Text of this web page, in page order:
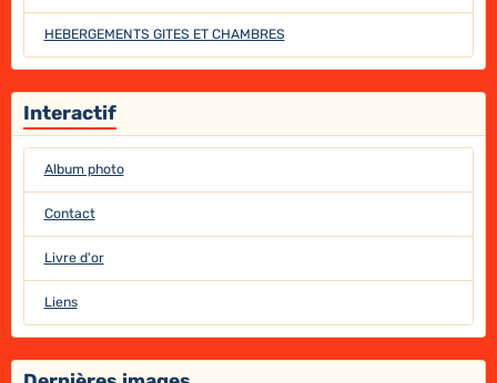
HEBERGEMENTS GITES ET CHAMBRES
Interactif
Album photo
Contact
Livre d'or
Liens